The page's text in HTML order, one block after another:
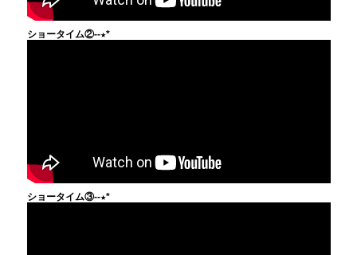
ショータイム②--★*
ショータイム③--★*